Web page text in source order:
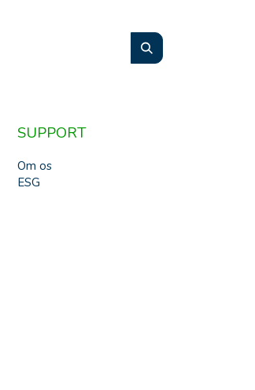
SUPPORT
Om os
ESG